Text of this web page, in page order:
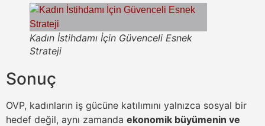
Kadın İstihdamı İçin Güvenceli Esnek
Strateji
Sonuç
OVP, kadınların iş gücüne katılımını yalnızca sosyal bir
hedef değil, aynı zamanda ekonomik büyümenin ve